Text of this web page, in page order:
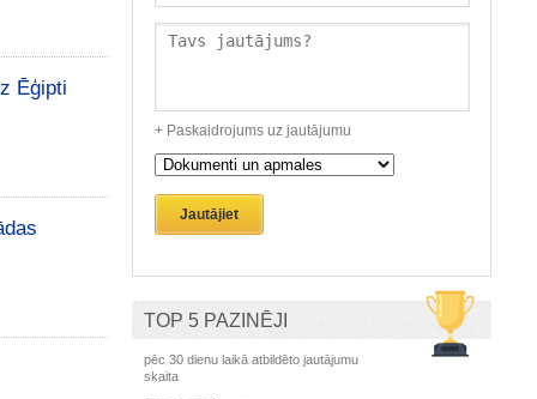
+ Paskaidrojums uz jautājumu
Jautājiet
TOP 5 PAZINĒJI
pēc 30 dienu laikā atbildēto jautājumu
skaita
Ēģipti